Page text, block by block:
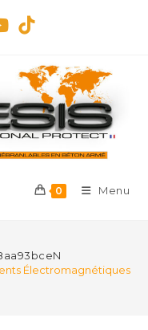
0 Menu
Électromagnétiques